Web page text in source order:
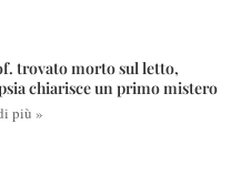
trovato morto sul letto,
chiarisce un primo mistero
più »